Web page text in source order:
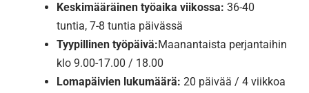
Keskimääräinen työaika viikossa: 36-40
tuntia, 7-8 tuntia päivässä
Tyypillinen työpäivä:Maanantaista perjantaihin
klo 9.00-17.00 / 18.00
Lomapäivien lukumäärä: 20 päivää / 4 viikkoa